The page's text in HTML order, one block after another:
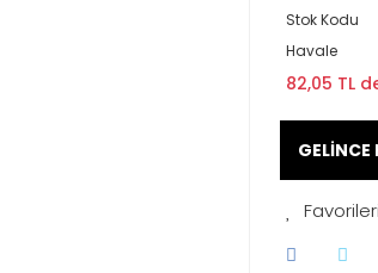
Stok Kodu
Havale
82,05 TL
GELİNCE